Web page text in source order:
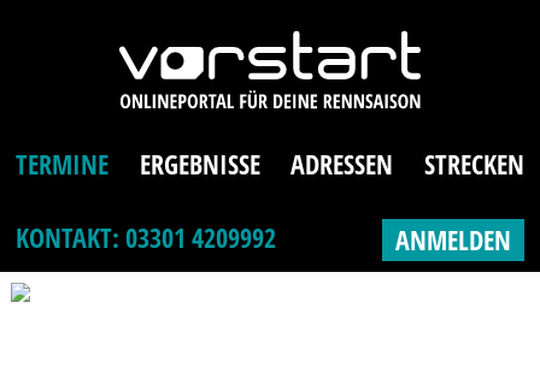
TERMINE ERGEBNISSE ADRESSEN
STRECKEN
KONTAKT: 03301 4209992
ANMELDEN